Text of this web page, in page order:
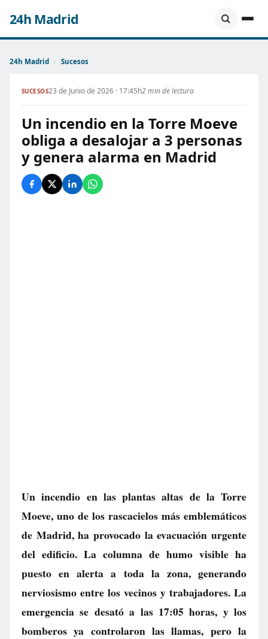
24h Madrid
24h Madrid › Sucesos
SUCESOS23 de Junio de 2026 · 17:45h2 min de lectura
Un incendio en la Torre Moeve
obliga a desalojar a 3 personas
y genera alarma en Madrid
Un incendio en las plantas altas de la Torre
Moeve, uno de los rascacielos más emblemáticos
de Madrid, ha provocado la evacuación urgente
del edificio. La columna de humo visible ha
puesto en alerta a toda la zona, generando
nerviosismo entre los vecinos y trabajadores. La
emergencia se desató a las 17:05 horas, y los
bomberos ya controlaron las llamas, pero la